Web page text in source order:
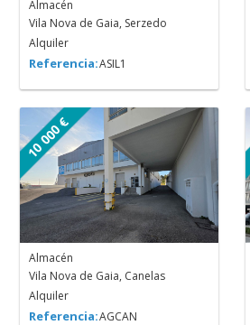
Almacén
Vila Nova de Gaia, Serzedo
Alquiler
Referencia:ASIL1
Almacén
Vila Nova de Gaia, Canelas
Alquiler
10 000 €
Referencia:AGCAN